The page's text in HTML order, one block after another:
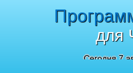
для
Сегодня 7